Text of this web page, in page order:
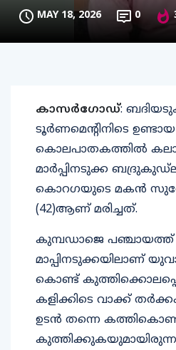
MAY 18, 2026 0
കാസർഗോഡ്:
ടൂർണമെൻ്റിനിടെ
കൊലപാതകത്തിൽ
മാർപ്പിനടുക്ക
കൊറഗയുടെ മകൻ
(42)ആണ് മരിച്ചത്.
കുമ്പഡാജെ പഞ്ചായത്ത്
മാപ്പിനടുക്കയിലാണ്
കൊണ്ട്
കളിക്കിടെ വാക്ക്
ഉടൻ തന്നെ